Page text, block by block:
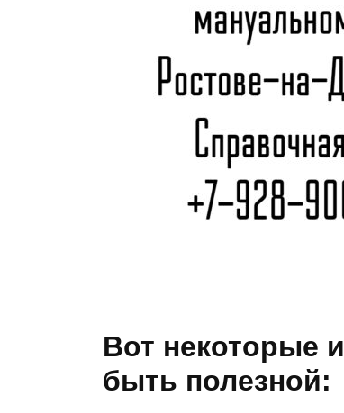
Вот некоторые
быть полезной: